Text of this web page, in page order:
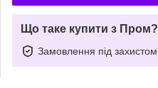
Що таке купити з Пром?
Замовлення під захистом